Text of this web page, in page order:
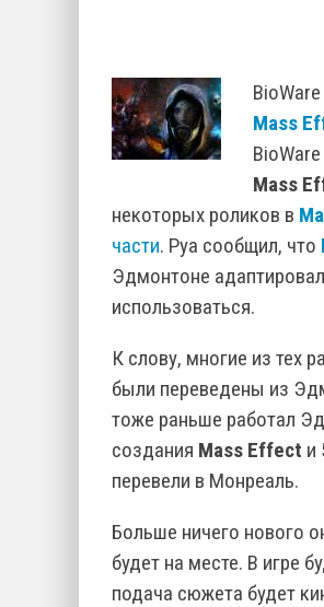
Mass
Mass
некоторых роликов в
части. Руа сообщил, что
Эдмонтоне
использоваться.
К слову, многие из тех
были переведены из
тоже раньше работал
создания Mass Effect и
перевели в Монреаль.
Больше ничего нового
будет на месте. В игре
подача сюжета будет